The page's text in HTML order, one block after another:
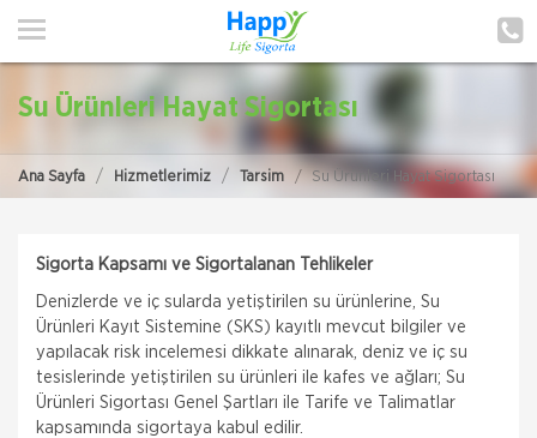
ANA SAYFA
POLIÇE HATIRLAT
MÜŞTERI GIRIŞI
TEKLİF AL
Su Ürünleri Hayat Sigortası
Ana Sayfa Hizmetlerimiz Tarsim Su Ürünleri Hayat Sigortası
Sigorta Kapsamı ve Sigortalanan Tehlikeler
Denizlerde ve iç sularda yetiştirilen su ürünlerine, Su
Ürünleri Kayıt Sistemine (SKS) kayıtlı mevcut bilgiler ve
yapılacak risk incelemesi dikkate alınarak, deniz ve iç su
tesislerinde yetiştirilen su ürünleri ile kafes ve ağları; Su
Ürünleri Sigortası Genel Şartları ile Tarife ve Talimatlar
kapsamında sigortaya kabul edilir.